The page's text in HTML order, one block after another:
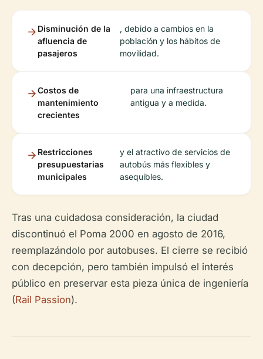
Disminución de la
afluencia de
pasajeros
, debido a cambios en la
población y los hábitos de
movilidad.
Costos de
mantenimiento
crecientes
para una infraestructura
antigua y a medida.
Restricciones
presupuestarias
municipales
y el atractivo de servicios de
autobús más flexibles y
asequibles.
Tras una cuidadosa consideración, la ciudad
discontinuó el Poma 2000 en agosto de 2016,
reemplazándolo por autobuses. El cierre se recibió
con decepción, pero también impulsó el interés
público en preservar esta pieza única de ingeniería
(Rail Passion).